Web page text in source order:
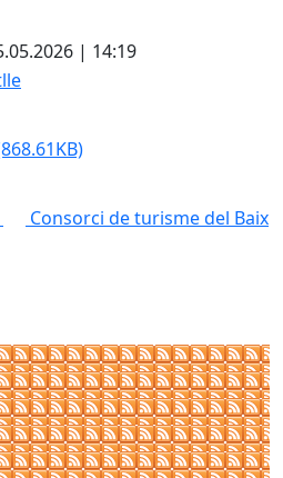
| 14:19
Consorci de turisme del Baix